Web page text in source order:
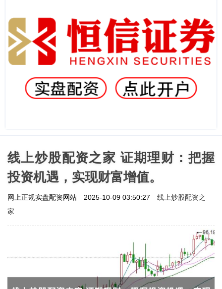
线上炒股配资之家 证期理财：把握
投资机遇，实现财富增值。
网上正规实盘配资网站 2025-10-09 03:50:27
线上炒股配资之
家